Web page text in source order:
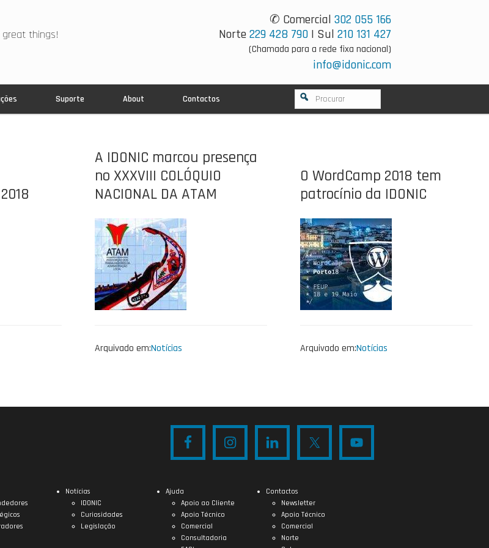
great things!
✆ Comercial 302 055 166
Norte229 428 790 | Sul 210 131 427
(Chamada para a rede fixa nacional)
info@idonic.com
Suporte About Contactos
A IDONIC marcou presença
no XXXVIII COLÓQUIO
NACIONAL DA ATAM
Arquivado em:Notícias
O WordCamp 2018 tem
patrocínio da IDONIC
Arquivado em:Notícias
Notícias
IDONIC
Curiosidades
Legislação
Ajuda
Apoio ao Cliente
Apoio Técnico
Comercial
Consultadoria
Contactos
Newsletter
Apoio Técnico
Comercial
Norte